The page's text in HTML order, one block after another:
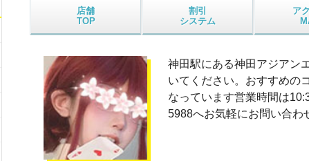
店舗
TOP
割引
システム
ア
神田駅にある神田アジアン
いてください。おすすめの
なっています営業時間は
5988へお気軽にお問い合わ